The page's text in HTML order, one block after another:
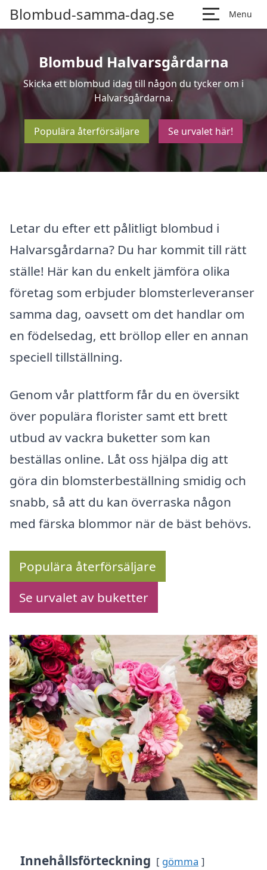
Blombud-samma-dag.se Menu
Blombud Halvarsgårdarna
Skicka ett blombud idag till någon du tycker om i
Halvarsgårdarna.
Populära återförsäljare Se urvalet här!
Letar du efter ett pålitligt blombud i
Halvarsgårdarna? Du har kommit till rätt
ställe! Här kan du enkelt jämföra olika
företag som erbjuder blomsterleveranser
samma dag, oavsett om det handlar om
en födelsedag, ett bröllop eller en annan
speciell tillställning.
Genom vår plattform får du en översikt
över populära florister samt ett brett
utbud av vackra buketter som kan
beställas online. Låt oss hjälpa dig att
göra din blomsterbeställning smidig och
snabb, så att du kan överraska någon
med färska blommor när de bäst behövs.
Populära återförsäljare
Se urvalet av buketter
Innehållsförteckning gömma